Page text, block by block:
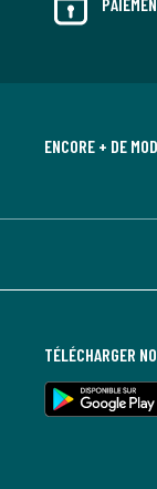
ENCORE + DE
TÉLÉCHARGER